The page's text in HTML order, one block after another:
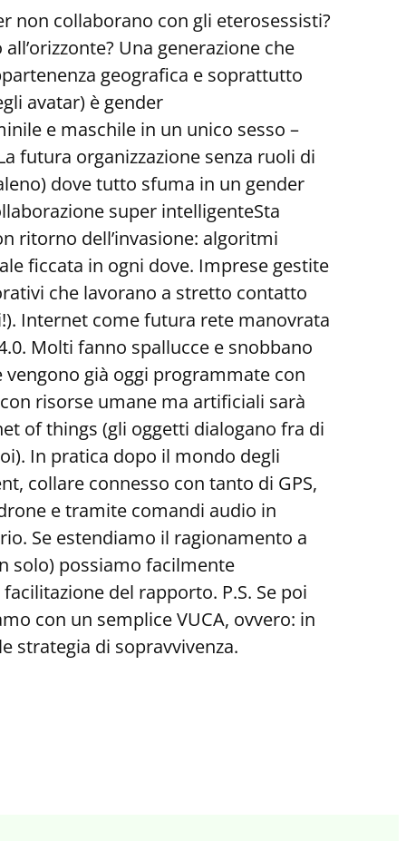
non collaborano con gli eterosessisti?
Una generazione che
geografica e soprattutto
avatar) è gender
e maschile in un unico sesso –
futura organizzazione senza ruoli di
dove tutto sfuma in un gender
super intelligenteSta
ritorno dell’invasione: algoritmi
ficcata in ogni dove. Imprese gestite
che lavorano a stretto contatto
Internet come futura rete manovrata
Molti fanno spallucce e snobbano
già oggi programmate con
risorse umane ma artificiali sarà
of things (gli oggetti dialogano fra di
In pratica dopo il mondo degli
collare connesso con tanto di GPS,
e tramite comandi audio in
Se estendiamo il ragionamento a
solo) possiamo facilmente
del rapporto. P.S. Se poi
con un semplice VUCA, ovvero: in
strategia di sopravvivenza.